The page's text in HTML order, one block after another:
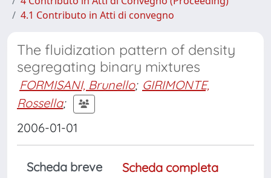
4.1 Contributo in Atti di convegno
The fluidization pattern of density
segregating binary mixtures
FORMISANI, Brunello; GIRIMONTE,
Rossella;
2006-01-01
Scheda breve
Scheda completa